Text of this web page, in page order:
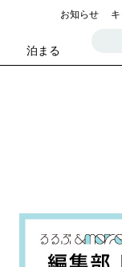
お知らせ
泊まる